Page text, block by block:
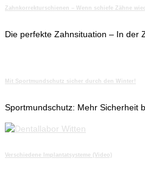
Zahnkorrekturschienen – Wenn schiefe Zähne
Die perfekte Zahnsituation – In der
Mit Sportmundschutz sicher durch den Winter!
Sportmundschutz: Mehr Sicherheit
Verschiedene Implantatsysteme (Video)